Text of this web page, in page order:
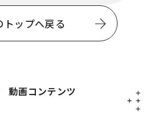
の
ト
ッ
トップへ戻る
動画コンテンツ